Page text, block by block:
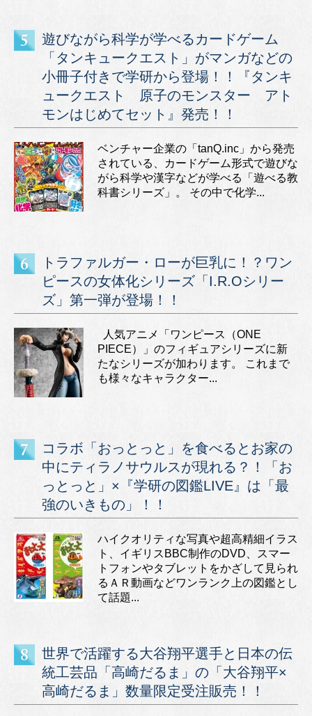
遊びながら科学が学べるカードゲーム
「タンキュークエスト」がマンガなどの
小冊子付きで学研から登場！！『タンキ
ュークエスト 原子のモンスター アト
モンはじめてセット』発売！！
ベンチャー企業の「tanQ.inc」から発売
されている、カードゲーム形式で遊びな
がら科学や漢字などが学べる「遊べる教
科書シリーズ」。 その中で化学...
トラファルガー・ローが巨乳に！？ワン
ピースの女体化シリーズ「I.R.Oシリー
ズ」第一弾が登場！！
人気アニメ「ワンピース（ONE
PIECE）」のフィギュアシリーズに新
たなシリーズが加わります。 これまで
も様々なキャラクター...
コラボ「おっとっと」を食べるとお家の
中にティラノサウルスが現れる？！「お
っとっと」×『学研の図鑑LIVE』は「最
強のいきもの」！！
ハイクオリティな写真や超高精細イラス
ト、イギリスBBC制作のDVD、スマー
トフォンやタブレットをかざして見られ
るＡＲ動画などワンランク上の図鑑とし
て話題...
世界で活躍する大谷翔平選手と日本の伝
統工芸品「高崎だるま」の「大谷翔平×
高崎だるま」数量限定受注販売！！